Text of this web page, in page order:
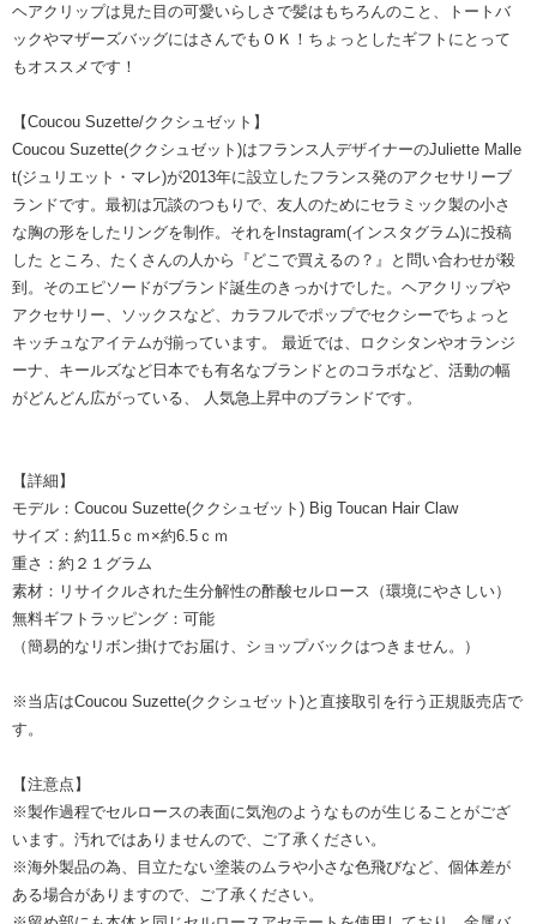
ヘアクリップは見た目の可愛いらしさで髪はもちろんのこと、トートバ
ックやマザーズバッグにはさんでもＯＫ！ちょっとしたギフトにとって
もオススメです！
【Coucou Suzette/ククシュゼット】
Coucou Suzette(ククシュゼット)はフランス人デザイナーのJuliette Malle
t(ジュリエット・マレ)が2013年に設立したフランス発のアクセサリーブ
ランドです。最初は冗談のつもりで、友人のためにセラミック製の小さ
な胸の形をしたリングを制作。それをInstagram(インスタグラム)に投稿
した ところ、たくさんの人から『どこで買えるの？』と問い合わせが殺
到。そのエピソードがブランド誕生のきっかけでした。ヘアクリップや
アクセサリー、ソックスなど、カラフルでポップでセクシーでちょっと
キッチュなアイテムが揃っています。 最近では、ロクシタンやオランジ
ーナ、キールズなど日本でも有名なブランドとのコラボなど、活動の幅
がどんどん広がっている、 人気急上昇中のブランドです。
【詳細】
モデル：Coucou Suzette(ククシュゼット) Big Toucan Hair Claw
サイズ：約11.5ｃｍ×約6.5ｃｍ
重さ：約２１グラム
素材：リサイクルされた生分解性の酢酸セルロース（環境にやさしい）
無料ギフトラッピング：可能
（簡易的なリボン掛けでお届け、ショップバックはつきません。）
※当店はCoucou Suzette(ククシュゼット)と直接取引を行う正規販売店で
す。
【注意点】
※製作過程でセルロースの表面に気泡のようなものが生じることがござ
います。汚れではありませんので、ご了承ください。
※海外製品の為、目立たない塗装のムラや小さな色飛びなど、個体差が
ある場合がありますので、ご了承ください。